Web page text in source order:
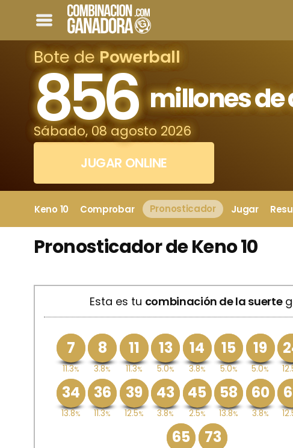
Bote de Powerball
856 millones de
Sábado, 08 agosto 2026
JUGAR ONLINE
Keno 10 Comprobar Pronosticador Jugar
Pronosticador de Keno 10
Esta es tu combinación de la suerte
7
11.3%
8
3.8%
11
11.3%
13
5.0%
14
3.8%
15
5.0%
19
5.0%
34
13.8%
36
11.3%
39
12.5%
43
3.8%
45
2.5%
58
13.8%
60
3.8%
65 73